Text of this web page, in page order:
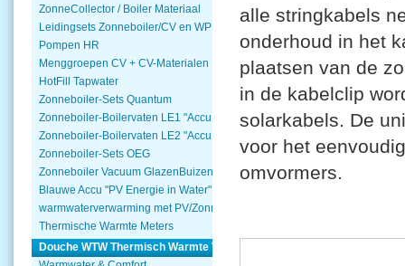
ZonneCollector / Boiler Materiaal
Leidingsets Zonneboiler/CV en WP
Pompen HR
Menggroepen CV + CV-Materialen
HotFill Tapwater
Zonneboiler-Sets Quantum
Zonneboiler-Boilervaten LE1 "Accu Woning Watmte"
Zonneboiler-Boilervaten LE2 "Accu Woning Watmte"
Zonneboiler-Sets OEG
Zonneboiler Vacuum GlazenBuizen
Blauwe Accu "PV Energie in Water"
warmwaterverwarming met PV/Zonnepanelen
Thermische Warmte Meters
Douche WTW Thermisch Warmte Terugwinnen
alle stringkabels
onderhoud in het
plaatsen van de
in de kabelclip
solarkabels. De
voor het
omvormers.